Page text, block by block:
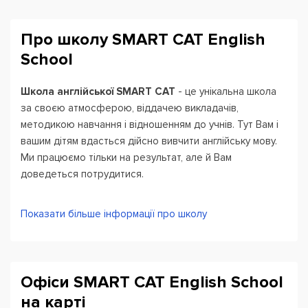
Про школу SMART CAT English
School
Школа англійської SMART CAT - це унікальна школа
за своєю атмосферою, віддачею викладачів,
методикою навчання і відношенням до учнів. Тут Вам і
вашим дітям вдасться дійсно вивчити англійську мову.
Ми працюємо тільки на результат, але й Вам
доведеться потрудитися.
опрацьовувати всі аспекти мови. Крім основних
проводимо навчання від початкового до просунутого
рівнів, в групах до 5-6 чоловік - для дітей, до 6 осіб -
Показати більше інформації про школу
Офіси SMART CAT English School
на карті